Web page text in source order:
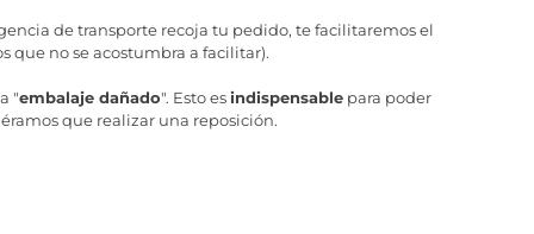
de transporte recoja tu pedido, te facilitaremos el
que no se acostumbra a facilitar).
"embalaje dañado". Esto esindispensablepara poder
que realizar una reposición.